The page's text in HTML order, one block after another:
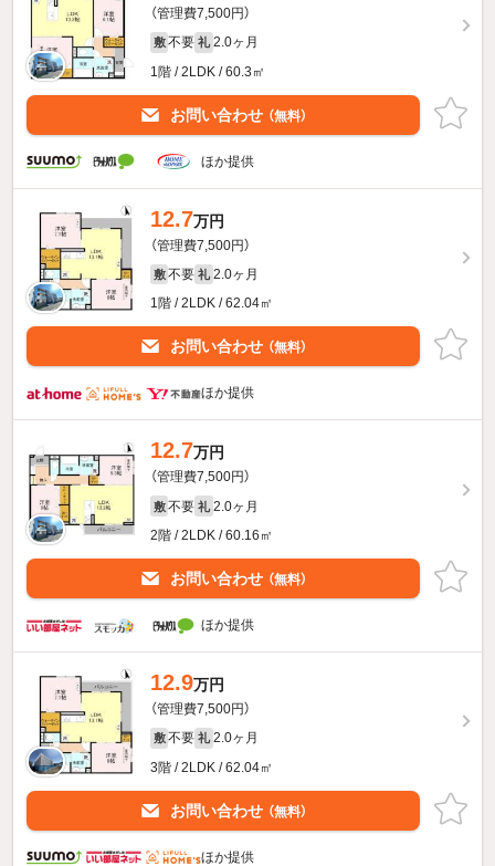
（管理費7,500円）
敷 不要 礼 2.0ヶ月
1階 / 2LDK / 60.3㎡
お問い合わせ （無料）
ほか提供
12.7万円
（管理費7,500円）
敷 不要 礼 2.0ヶ月
1階 / 2LDK / 62.04㎡
お問い合わせ （無料）
ほか提供
12.7万円
（管理費7,500円）
敷 不要 礼 2.0ヶ月
2階 / 2LDK / 60.16㎡
お問い合わせ （無料）
ほか提供
12.9万円
（管理費7,500円）
敷 不要 礼 2.0ヶ月
3階 / 2LDK / 62.04㎡
お問い合わせ （無料）
ほか提供